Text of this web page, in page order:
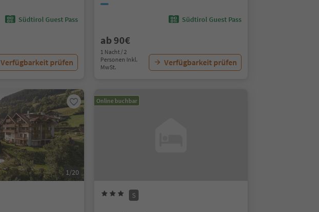
Südtirol Guest Pass
Verfügbarkeit prüfen
Südtirol Guest Pass
ab 90€
1 Nacht / 2
Personen Inkl.
MwSt.
Verfügbarkeit prüfen
1/20
Online buchbar
S